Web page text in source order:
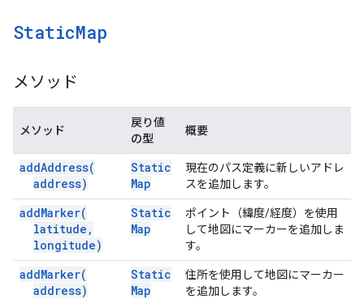
StaticMap
メソッド
メソッド
戻り値
の型
概要
addAddress(
address)
Static
Map
現在のパス定義に新しいアドレ
スを追加します。
addMarker(
latitude ,
longitude)
Static
Map
ポイント（緯度/経度）を使用
して地図にマーカーを追加しま
す。
addMarker(
address)
Static
Map
住所を使用して地図にマーカー
を追加します。